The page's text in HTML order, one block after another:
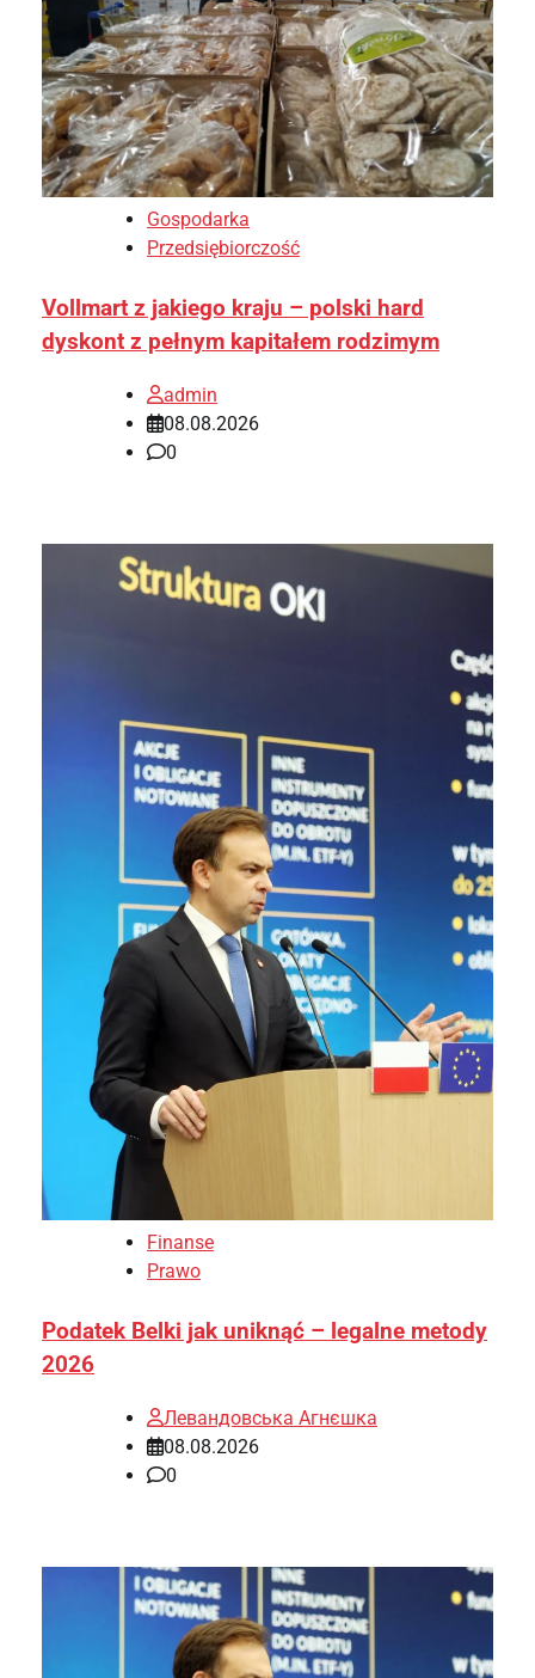
Gospodarka
Przedsiębiorczość
Vollmart z jakiego kraju – polski hard
dyskont z pełnym kapitałem rodzimym
admin
08.08.2026
0
Finanse
Prawo
Podatek Belki jak uniknąć – legalne metody
2026
Левандовська Агнєшка
08.08.2026
0